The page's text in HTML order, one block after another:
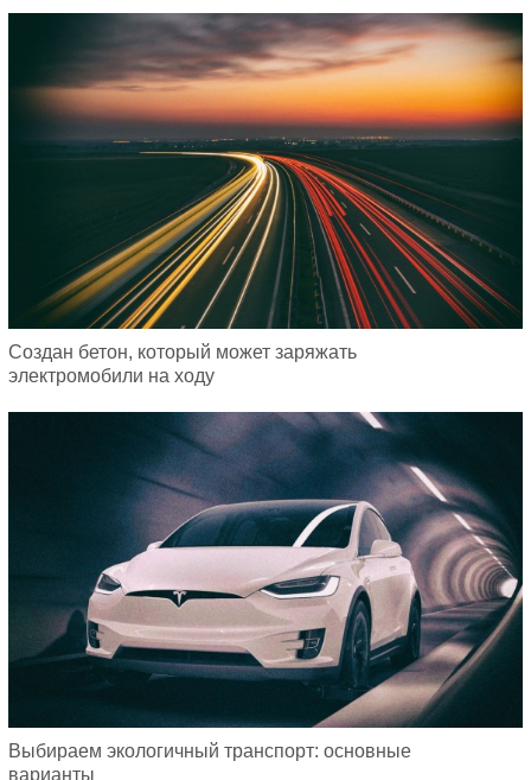
Создан бетон, который может заряжать
электромобили на ходу
Выбираем экологичный транспорт: основные
варианты